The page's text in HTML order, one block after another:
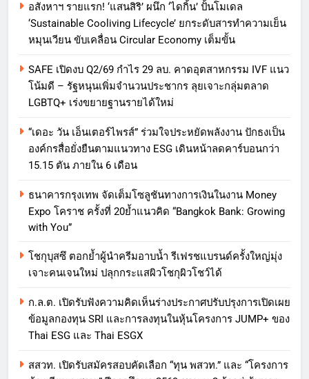
อสังหาฯ รายแรก! ‘แสนสิริ’ ผนึก ‘ไดกิ้น’ ปั้นโมเดล
‘Sustainable Cooliving Lifecycle’ ยกระดับสารทำความเย็น
หมุนเวียน ขับเคลื่อน Circular Economy เต็มขั้น
SAFE เปิดงบ Q2/69 กำไร 29 ลบ. คาดอุตสาหกรรม IVF แนว
โน้มดี – รัฐหนุนเพิ่มจำนวนประชากร ลุยเจาะกลุ่มตลาด
LGBTQ+ เร่งขยายฐานรายได้ใหม่
“เดอะ วัน เอ็นเตอร์ไพรส์” ร่วมใจประหยัดพลังงาน ปักธงเป็น
องค์กรสื่อยั่งยืนตามแนวทาง ESG เดินหน้าลดคาร์บอนกว่า
15.15 ตัน ภายใน 6 เดือน
ธนาคารกรุงเทพ จัดเต็มโซลูชันทางการเงินในงาน Money
Expo โคราช ครั้งที่ 20ย้ำแนวคิด “Bangkok Bank: Growing
with You”
โชกุบุสซึ ตอกย้ำผู้นำครีมอาบน้ำ รีเฟรชแบรนด์ครั้งใหญ่มุ่ง
เจาะคนเจนใหม่ ปลุกกระแสผิวโชกุผิวโชว์ได้
ก.ล.ต. เปิดรับฟังความคิดเห็นร่างประกาศปรับปรุงการเปิดเผย
ข้อมูลกองทุน SRI และการลงทุนในหุ้นโครงการ JUMP+ ของ
Thai ESG และ Thai ESGX
สสวท. เปิดรับสมัครสอบคัดเลือก “ทุน พสวท.” และ “โครงการ